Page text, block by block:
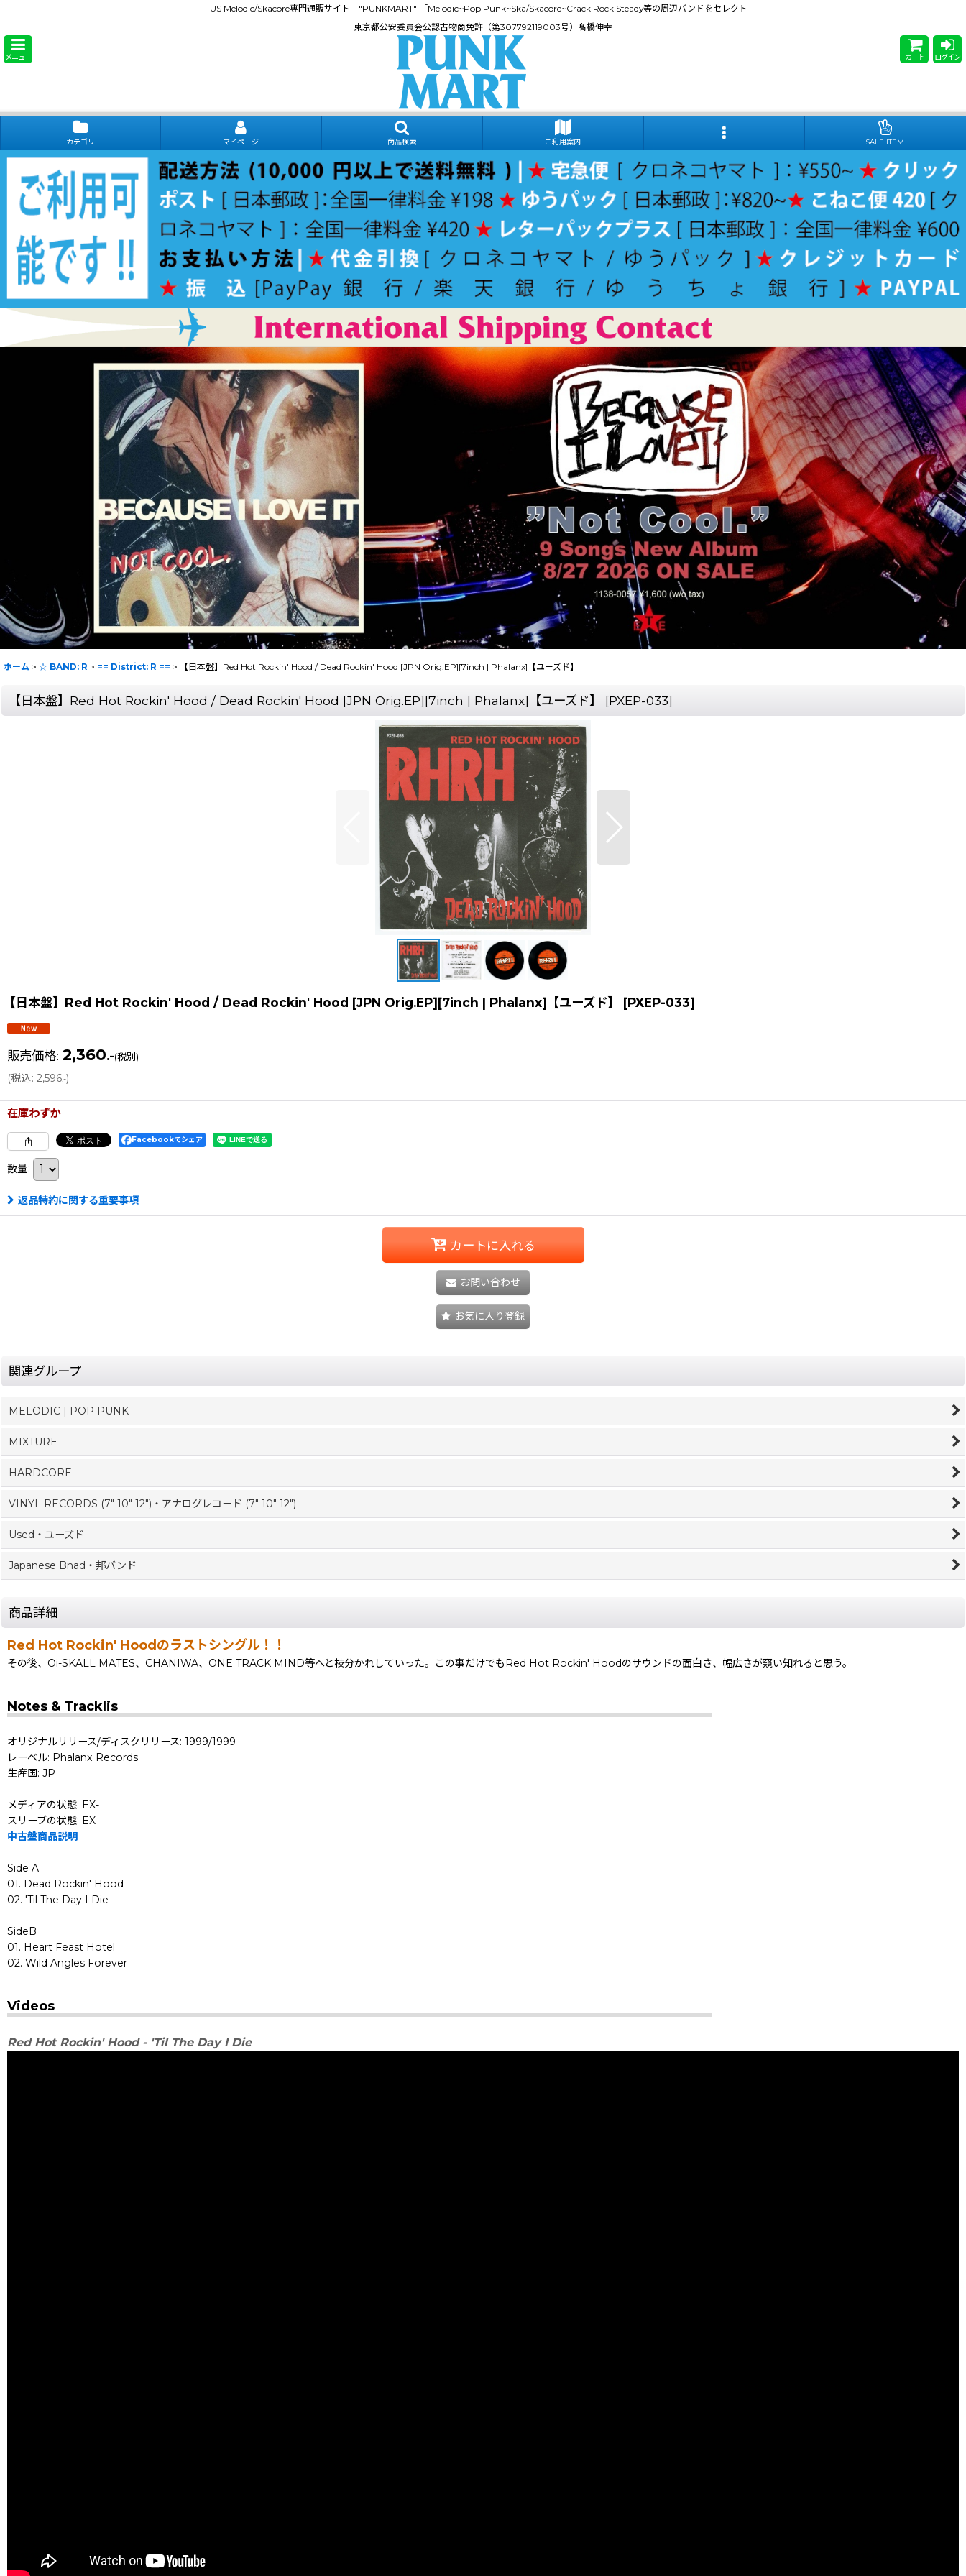
US Melodic/Skacore専門通販サイト "PUNKMART" 「Melodic~Pop Punk~Ska/Skacore~Crack Rock Steady等の周辺バンドをセレクト」
東京都公安委員会公認古物商免許（第307792119003号）髙橋伸幸
メニュー カート ログイン
カテゴリ マイページ 商品検索 ご利用案内 SALE ITEM
ホーム > ☆ BAND: R > == District: R == > 【日本盤】Red Hot Rockin' Hood / Dead Rockin' Hood [JPN Orig.EP][7inch | Phalanx]【ユーズド】
【日本盤】Red Hot Rockin' Hood / Dead Rockin' Hood [JPN Orig.EP][7inch | Phalanx]【ユーズド】 [PXEP-033]
【日本盤】Red Hot Rockin' Hood / Dead Rockin' Hood [JPN Orig.EP][7inch | Phalanx]【ユーズド】 [PXEP-033]
販売価格: 2,360.-(税別)
(税込: 2,596.-)
在庫わずか
Facebookでシェア
数量:
返品特約に関する重要事項
カートに入れる
お問い合わせ
お気に入り登録
関連グループ
MELODIC | POP PUNK
MIXTURE
HARDCORE
VINYL RECORDS (7" 10" 12")・アナログレコード (7" 10" 12")
Used・ユーズド
Japanese Bnad・邦バンド
商品詳細
Red Hot Rockin' Hoodのラストシングル！！
その後、Oi-SKALL MATES、CHANIWA、ONE TRACK MIND等へと枝分かれしていった。この事だけでもRed Hot Rockin' Hoodのサウンドの面白さ、幅広さが窺い知れると思う。
Notes & Tracklis
オリジナルリリース/ディスクリリース: 1999/1999
レーベル: Phalanx Records
生産国: JP
メディアの状態: EX-
スリーブの状態: EX-
中古盤商品説明
Side A
01. Dead Rockin' Hood
02. 'Til The Day I Die
SideB
01. Heart Feast Hotel
02. Wild Angles Forever
Videos
Red Hot Rockin' Hood - 'Til The Day I Die